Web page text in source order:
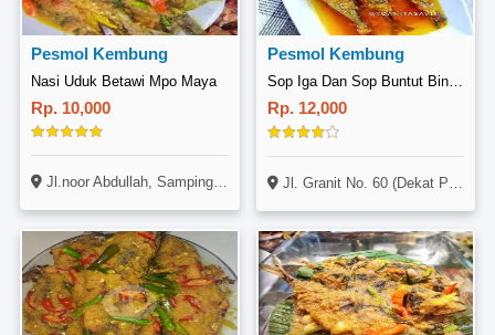
Pesmol Kembung
Nasi Uduk Betawi Mpo Maya
Rp. 10,000
Jl.noor Abdullah, Samping Warteg Sulung
Pesmol Kembung
Sop Iga Dan Sop Buntut Bintaro
Rp. 12,000
Jl. Granit No. 60 (Dekat Pecel Dan Rawon Gembredeek), Pondok Karya, Pondok Aren, Kota Tangerang Selatan